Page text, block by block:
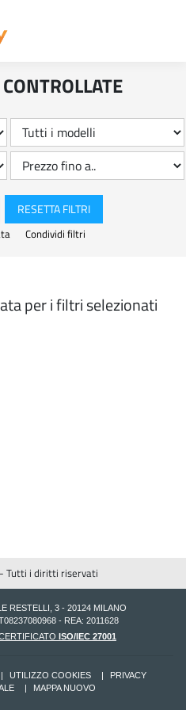
RESETTA FILTRI
Condividi filtri
per i filtri selezionati
Tutti i diritti riservati
RESTELLI, 3 - 20124 MILANO
- REA: 2011628
ISO/IEC 27001
UTILIZZO COOKIES
PRIVACY
MAPPA NUOVO